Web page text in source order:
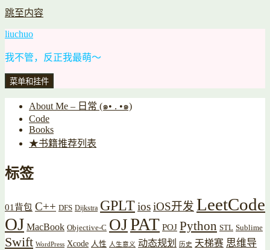
跳至内容
liuchuo
我不管，反正我最萌～
菜单和挂件
About Me – 日常 (๑• . •๑)
Code
Books
★书籍推荐列表
标签
01背包 C++ DFS Dijkstra GPLTiosiOS开发 LeetCode
OJ MacBook Objective-C OJPAT POJ Python STL Sublime
Swift WordPress Xcode 人性 人生意义 动态规划 历史 天梯赛 思维导